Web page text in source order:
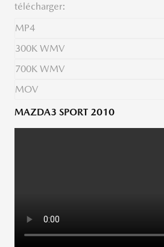
télécharger:
MP4
300K WMV
700K WMV
MOV
MAZDA3 SPORT 2010